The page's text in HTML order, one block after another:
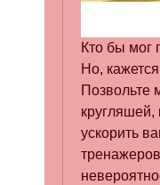
Кто бы мог
Но,
Позвольте
кругляшей,
ускорить